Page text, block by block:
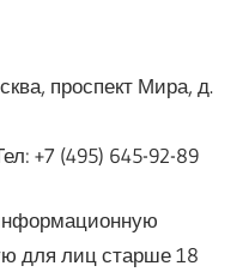
проспект Мира, д.
+7 (495) 645-92-89
для лиц старше 18